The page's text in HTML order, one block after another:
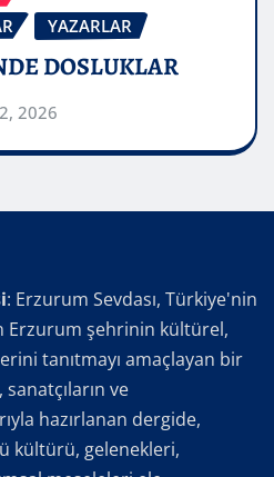
YAZARLAR
DOSLUKLAR
2026
: Erzurum Sevdası, Türkiye'nin
Erzurum şehrinin kültürel,
tanıtmayı amaçlayan bir
ve
hazırlanan dergide,
kültürü, gelenekleri,